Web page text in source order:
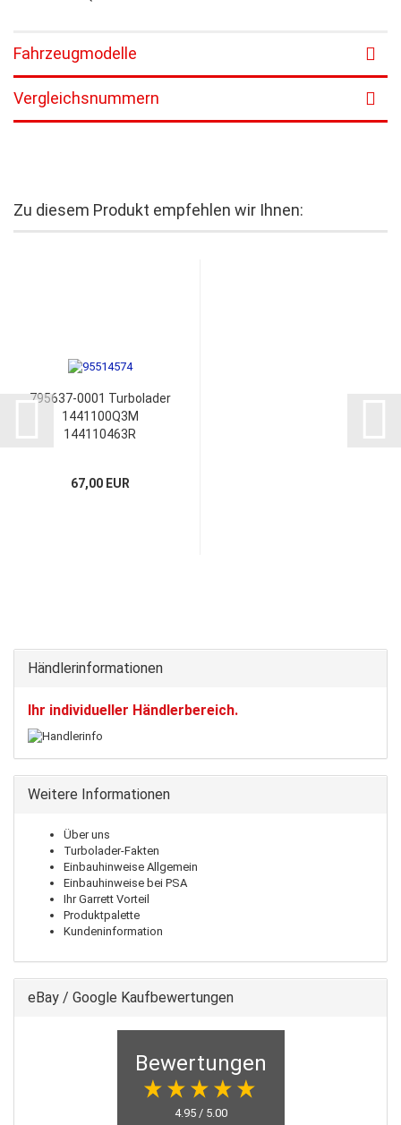
Fahrzeugmodelle
Vergleichsnummern
Zu diesem Produkt empfehlen wir Ihnen:
795637-0001 Turbolader
1441100Q3M
144110463R
67,00 EUR
Händlerinformationen
Ihr individueller Händlerbereich.
Weitere Informationen
Über uns
Turbolader-Fakten
Einbauhinweise Allgemein
Einbauhinweise bei PSA
Ihr Garrett Vorteil
Produktpalette
Kundeninformation
eBay / Google Kaufbewertungen
Bewertungen
4.95 / 5.00